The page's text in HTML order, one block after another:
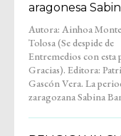
aragonesa
Autora: Ainhoa
Tolosa (Se despide de
Entremedios con esta
Gracias). Editora: Patricia
Gascón Vera. La periodista
zaragozana Sabina
tras años como
televisión y locutora de spots
para grandes
comenzó su andadura en